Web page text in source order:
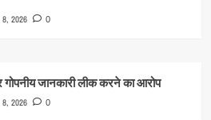
2026 0
जानकारी लीक करने का आरोप
2026 0